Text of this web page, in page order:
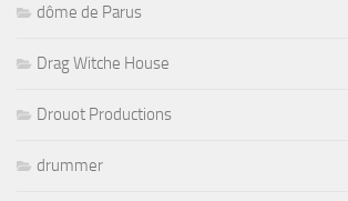
dôme de Parus
Drag Witche House
Drouot Productions
drummer